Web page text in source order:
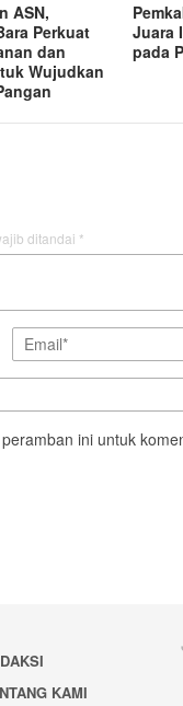
ASN,
Perkuat
dan
Wujudkan
Juara
pada
ditandai *
ini untuk
KAMI